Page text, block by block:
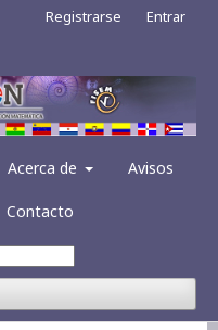
Acerca de Avisos
Contacto
Registrarse Entrar